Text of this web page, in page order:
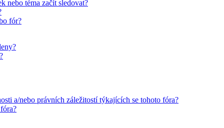
nebo téma začít sledovat?
fór?
a/nebo právních záležitostí týkajících se tohoto fóra?